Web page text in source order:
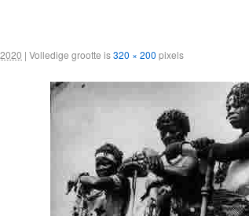
| Volledige grootte is320 × 200 pixels